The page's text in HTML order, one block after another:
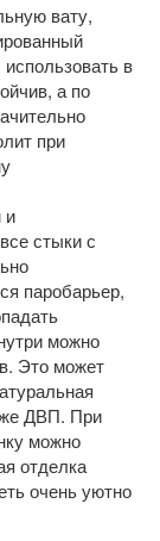
вату,
в
а по
при
и
стыки с
паробарьер,
можно
Это может
же ДВП. При
можно
отделка
очень уютно